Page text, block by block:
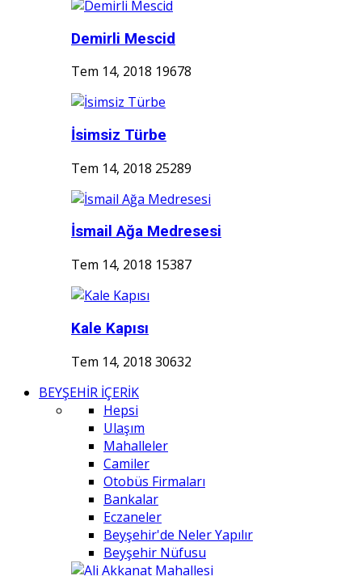
Demirli Mescid
Tem 14, 2018 19678
İsimsiz Türbe
Tem 14, 2018 25289
İsmail Ağa Medresesi
Tem 14, 2018 15387
Kale Kapısı
Tem 14, 2018 30632
BEYŞEHİR İÇERİK
Hepsi
Ulaşım
Mahalleler
Camiler
Otobüs Firmaları
Bankalar
Eczaneler
Beyşehir'de Neler Yapılır
Beyşehir Nüfusu